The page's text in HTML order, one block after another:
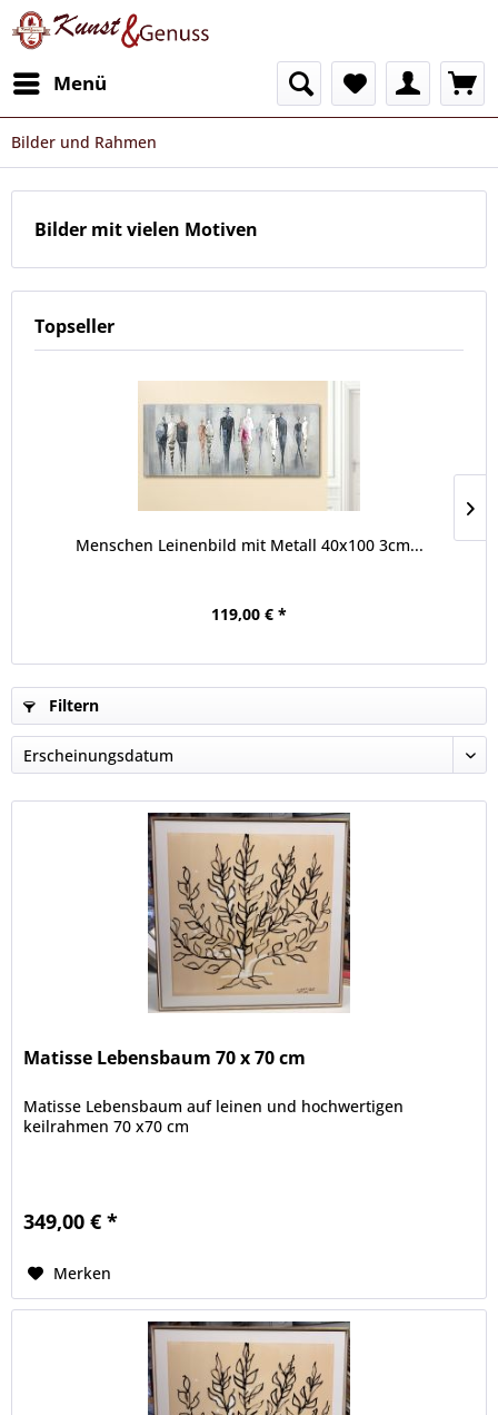
Menü
Bilder und Rahmen
Bilder mit vielen Motiven
Topseller
Menschen Leinenbild mit Metall 40x100 3cm...
119,00 € *
Filtern
Matisse Lebensbaum 70 x 70 cm
Matisse Lebensbaum auf leinen und hochwertigen
keilrahmen 70 x70 cm
349,00 € *
Merken